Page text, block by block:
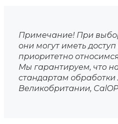
Примечание! При
они могут иметь
приоритетно
Мы гарантируем, что
стандартам обработки
Великобритании,